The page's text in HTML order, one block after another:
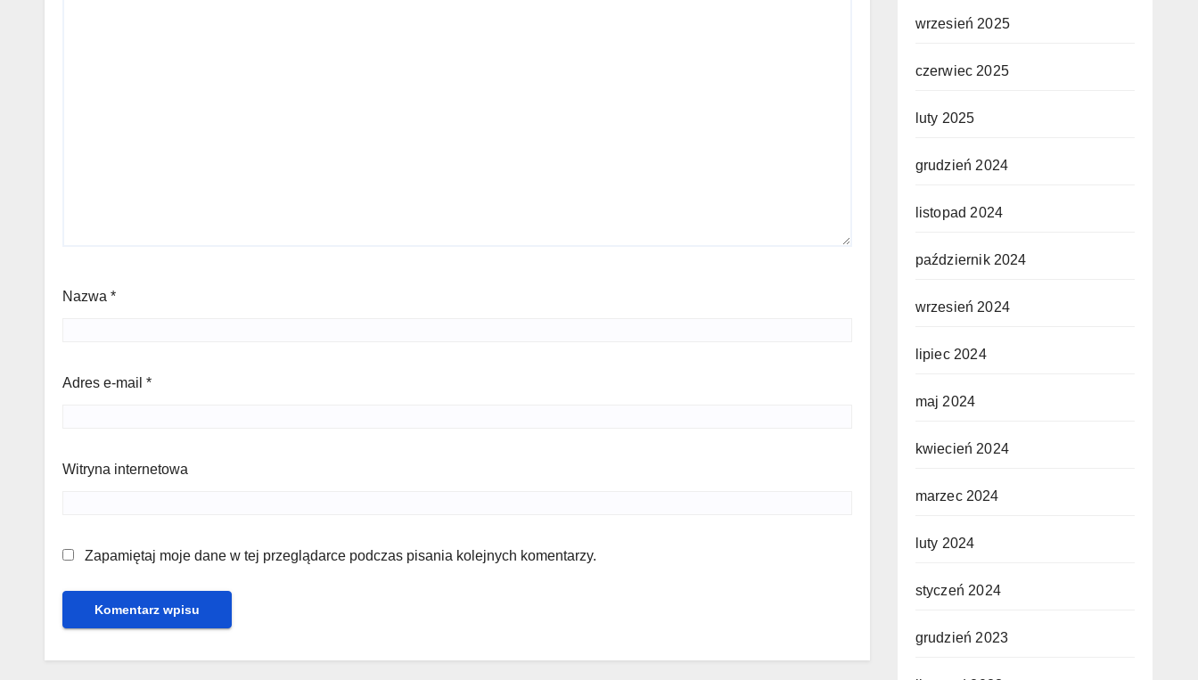
Nazwa *
Adres e-mail *
Witryna internetowa
Zapamiętaj moje dane w tej przeglądarce podczas pisania kolejnych komentarzy.
wrzesień 2025
czerwiec 2025
luty 2025
grudzień 2024
listopad 2024
październik 2024
wrzesień 2024
lipiec 2024
maj 2024
kwiecień 2024
marzec 2024
luty 2024
styczeń 2024
grudzień 2023